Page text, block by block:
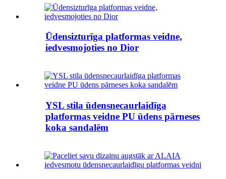
Ūdensizturīga platformas veidne,
iedvesmojoties no Dior
YSL stila ūdensnecaurlaidīga
platformas veidne PU ūdens pārneses
koka sandalēm